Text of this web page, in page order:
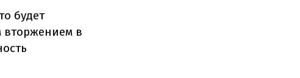
будет
вторжением в